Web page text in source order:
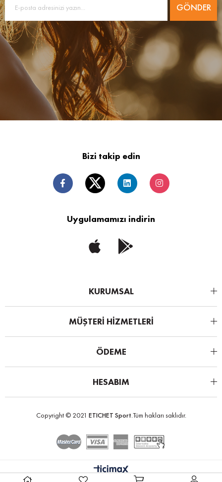
GÖNDER
Bizi takip edin
Uygulamamızı indirin
KURUMSAL
MÜŞTERİ HİZMETLERİ
ÖDEME
HESABIM
Copyright © 2021 ETICHET Sport.Tüm hakları saklıdır.